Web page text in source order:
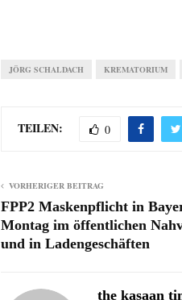
JÖRG SCHALDACH KREMATORIUM
TEILEN: 0
VORHERIGER BEITRAG
FPP2 Maskenpflicht in
Montag im öffentlichen
und in Ladengeschäften
the kasaan